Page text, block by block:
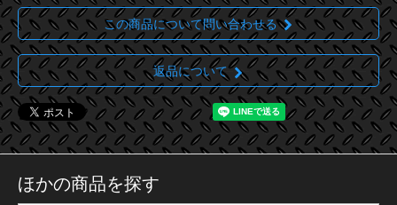
この商品について問い合わせる
返品について
ほかの商品を探す